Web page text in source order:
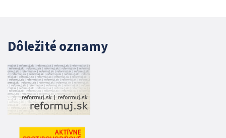
Dôležité oznamy